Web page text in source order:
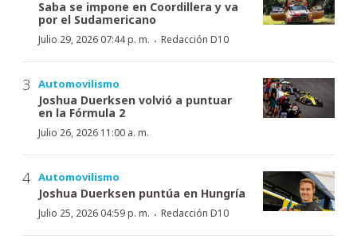
Saba se impone en Coordillera y va
por el Sudamericano
Julio 29, 2026 07:44 p. m. · Redacción D10
Automovilismo
Joshua Duerksen volvió a puntuar
en la Fórmula 2
Julio 26, 2026 11:00 a. m.
Automovilismo
Joshua Duerksen puntúa en Hungría
Julio 25, 2026 04:59 p. m. · Redacción D10